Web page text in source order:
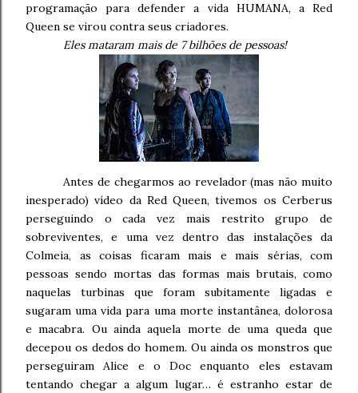
programação para defender a vida HUMANA, a Red
Queen se virou contra seus criadores.
Eles mataram mais de 7 bilhões de pessoas!
Antes de chegarmos ao revelador (mas não muito
inesperado) vídeo da Red Queen, tivemos os Cerberus
perseguindo o cada vez mais restrito grupo de
sobreviventes, e uma vez dentro das instalações da
Colmeia, as coisas ficaram mais e mais sérias, com
pessoas sendo mortas das formas mais brutais, como
naquelas turbinas que foram subitamente ligadas e
sugaram uma vida para uma morte instantânea, dolorosa
e macabra. Ou ainda aquela morte de uma queda que
decepou os dedos do homem. Ou ainda os monstros que
perseguiram Alice e o Doc enquanto eles estavam
tentando chegar a algum lugar… é estranho estar de